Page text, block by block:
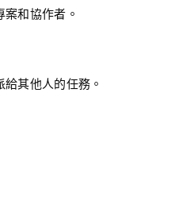
案和協作者。
其他人的任務。